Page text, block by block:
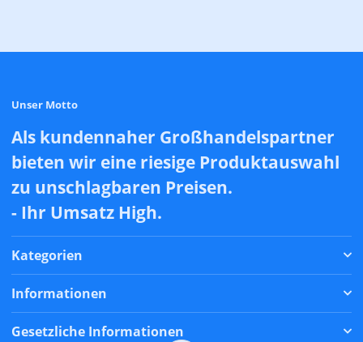
Unser Motto
Als kundennaher Großhandelspartner
bieten wir eine riesige Produktauswahl
zu unschlagbaren Preisen.
- Ihr Umsatz High.
Kategorien
Informationen
Gesetzliche Informationen